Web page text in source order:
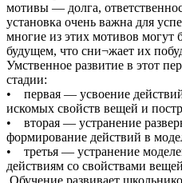
мотивы — долга,
установка очень важна для
многие из этих мотивов могут
будущем, что сни¬жает их
Умственное развитие в этот
стадии:
• первая — усвоение
искомых свойств вещей и
• вторая — устранение
формирование действий в
• третья — устранение
действиям со свойствами
Обучение развивает